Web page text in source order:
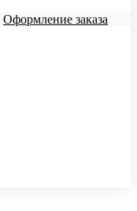
Оформление заказа